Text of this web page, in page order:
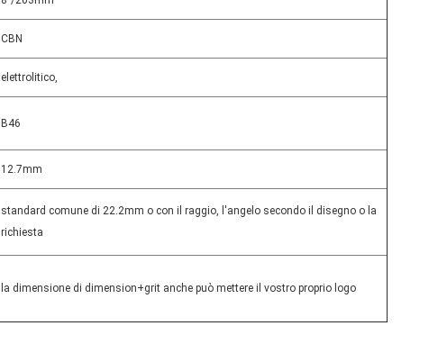
CBN
elettrolitico,
B46
12.7mm
standard comune di 22.2mm o con il raggio, l'angelo secondo il disegno o la
richiesta
la dimensione di dimension+grit anche può mettere il vostro proprio logo